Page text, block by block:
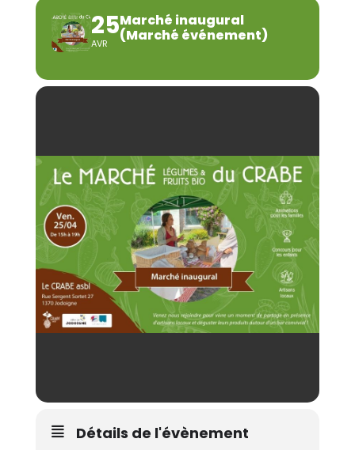
25
AVR
Marché inaugural
(Marché événement)
Détails de l'évènement